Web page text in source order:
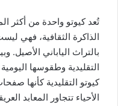
تُعد كيوتو واحدة من أكثر
الذاكرة الثقافية، فهي
بالتراث الياباني الأصيل.
التقليدية وطقوسها
كيوتو التقليدية كأنها
الأحياء تتجاور المعابد